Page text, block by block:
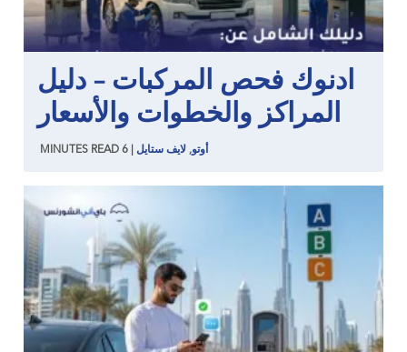
ادنوك فحص المركبات – دليل
المراكز والخطوات والأسعار
أوتو, لايف ستايل 6
MINUTES READ